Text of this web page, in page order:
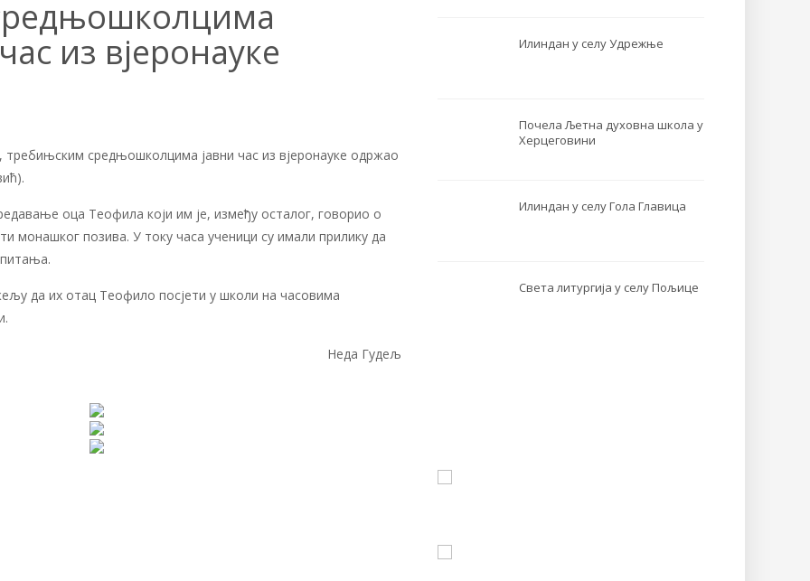
из вјеронауке
средњошколцима јавни час из вјеронауке одржао
оца Теофила који им је, између осталог, говорио о
монашког позива. У току часа ученици су имали прилику да
да их отац Теофило посјети у школи на часовима
Неда Гудељ
Илиндан у селу Удрежње
Почела Љетна духовна школа у
Херцеговини
Илиндан у селу Гола Главица
Света литургија у селу Пољице